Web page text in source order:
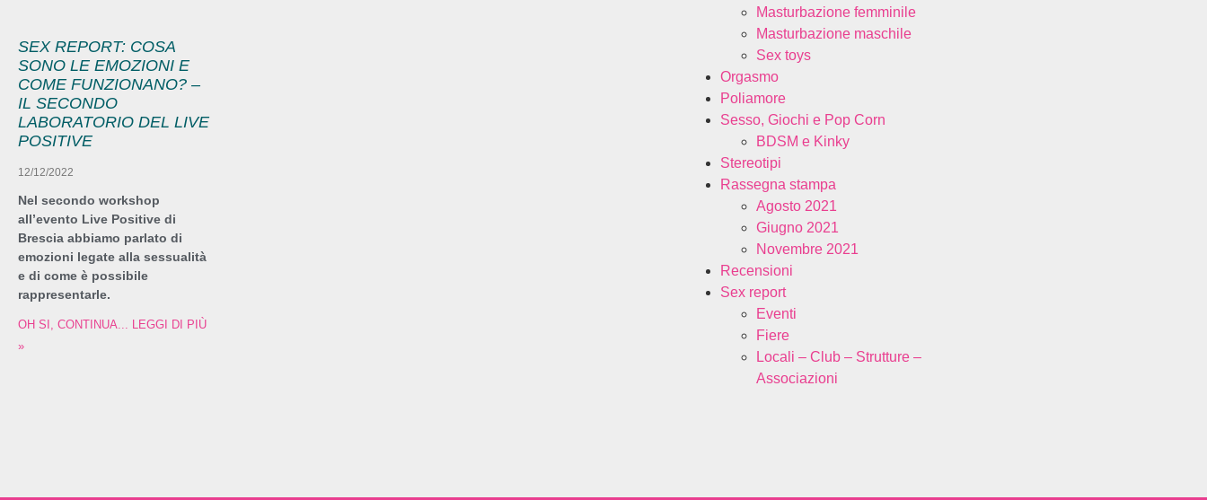
SEX REPORT: COSA
SONO LE EMOZIONI E
COME FUNZIONANO? –
IL SECONDO
LABORATORIO DEL LIVE
POSITIVE
12/12/2022
Nel secondo workshop
all’evento Live Positive di
Brescia abbiamo parlato di
emozioni legate alla sessualità
e di come è possibile
rappresentarle.
OH SI, CONTINUA... LEGGI DI PIÙ
»
Masturbazione femminile
Masturbazione maschile
Sex toys
Orgasmo
Poliamore
Sesso, Giochi e Pop Corn
BDSM e Kinky
Stereotipi
Rassegna stampa
Agosto 2021
Giugno 2021
Novembre 2021
Recensioni
Sex report
Eventi
Fiere
Locali – Club – Strutture –
Associazioni